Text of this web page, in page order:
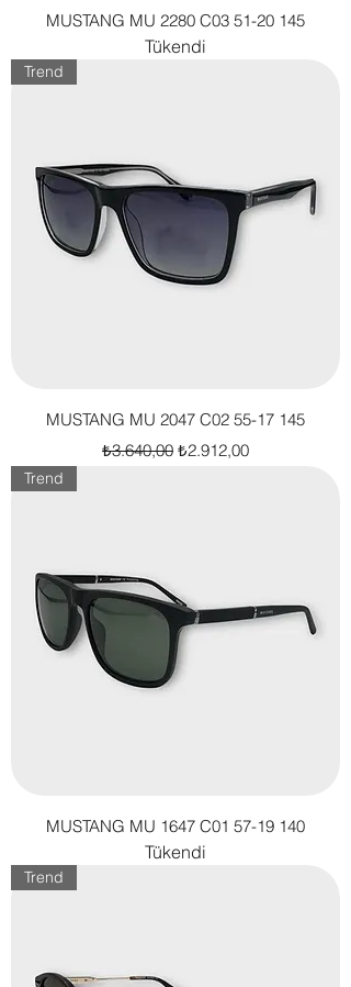
MUSTANG MU 2280 C03 51-20 145
Tükendi
Trend
MUSTANG MU 2047 C02 55-17 145
Normal Fiyat
₺3.640,00 İndirimli Fiyat
₺2.912,00
Trend
MUSTANG MU 1647 C01 57-19 140
Tükendi
Trend